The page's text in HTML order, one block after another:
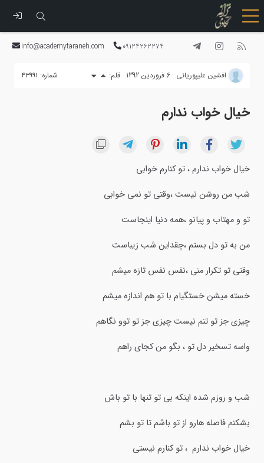
رفتن
به
09124262274
info@academytaraneh.com
افشین علیپوریانی 6 فروردین 1392 قلم: شماره: ۴۳۹۹۱
خیال خواب ندارم
خیال خواب ندارم ، تو کنارم خوابی
شب من روشن نیست ،وقتی تو نمی خوابی
تو و مهتاب و پیانو ،همه دنیا اینجاست
من به تو دل بستم ،چقداین شب زیباست
وقتی تو تکرار منی ،نفس نفس تازه میشم
خسته میشن خستگیام با تو هم اندازه میشم
چیزی جز تو تنم نیست چیزی جز تو توو نگاهم
واسه تسخیر دل تو ، بگو من کجای راهم
شب و روزم شده اینکه بی تو تنها با تو باش
بشکنم فاصله هارو از تو باشم تا تو بشم
خیال خواب ندارم ، تو کنارم نیستی